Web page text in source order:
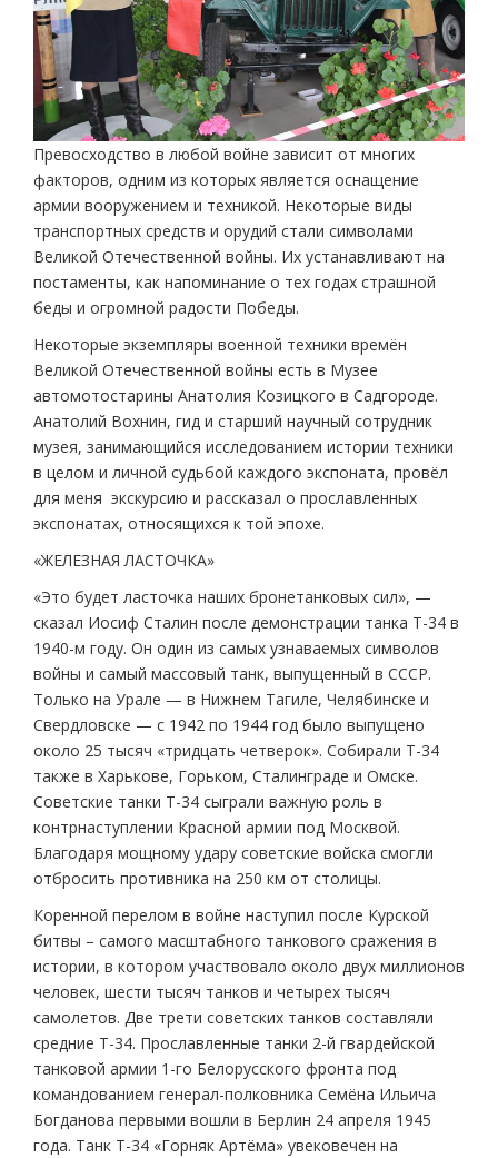
Превосходство в любой войне зависит от многих
факторов, одним из которых является оснащение
армии вооружением и техникой. Некоторые виды
транспортных средств и орудий стали символами
Великой Отечественной войны. Их устанавливают на
постаменты, как напоминание о тех годах страшной
беды и огромной радости Победы.
Некоторые экземпляры военной техники времён
Великой Отечественной войны есть в Музее
автомотостарины Анатолия Козицкого в Садгороде.
Анатолий Вохнин, гид и старший научный сотрудник
музея, занимающийся исследованием истории техники
в целом и личной судьбой каждого экспоната, провёл
для меня экскурсию и рассказал о прославленных
экспонатах, относящихся к той эпохе.
«ЖЕЛЕЗНАЯ ЛАСТОЧКА»
«Это будет ласточка наших бронетанковых сил», —
сказал Иосиф Сталин после демонстрации танка Т-34 в
1940-м году. Он один из самых узнаваемых символов
войны и самый массовый танк, выпущенный в СССР.
Только на Урале — в Нижнем Тагиле, Челябинске и
Свердловске — с 1942 по 1944 год было выпущено
около 25 тысяч «тридцать четверок». Собирали Т-34
также в Харькове, Горьком, Сталинграде и Омске.
Советские танки Т-34 сыграли важную роль в
контрнаступлении Красной армии под Москвой.
Благодаря мощному удару советские войска смогли
отбросить противника на 250 км от столицы.
Коренной перелом в войне наступил после Курской
битвы – самого масштабного танкового сражения в
истории, в котором участвовало около двух миллионов
человек, шести тысяч танков и четырех тысяч
самолетов. Две трети советских танков составляли
средние Т-34. Прославленные танки 2-й гвардейской
танковой армии 1-го Белорусского фронта под
командованием генерал-полковника Семёна Ильича
Богданова первыми вошли в Берлин 24 апреля 1945
года. Танк Т-34 «Горняк Артёма» увековечен на